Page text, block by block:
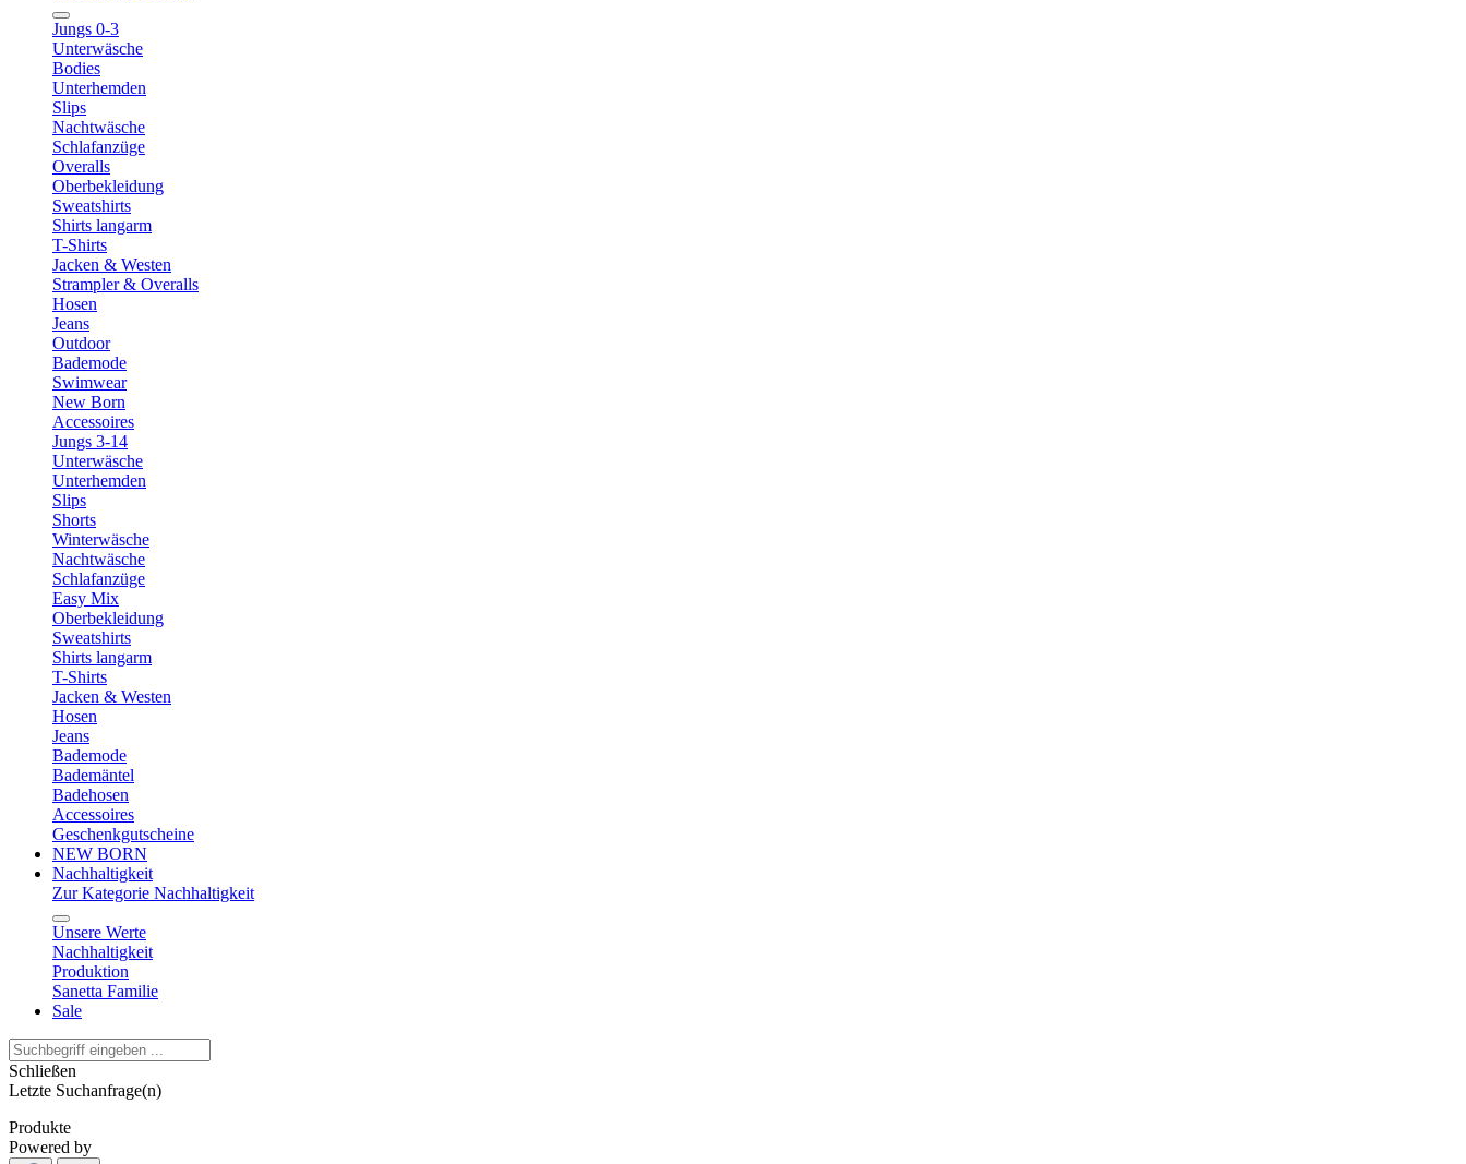
Jungs 0-3
Unterwäsche
Bodies
Unterhemden
Slips
Nachtwäsche
Schlafanzüge
Overalls
Oberbekleidung
Sweatshirts
Shirts langarm
T-Shirts
Jacken & Westen
Strampler & Overalls
Hosen
Jeans
Outdoor
Bademode
Swimwear
New Born
Accessoires
Jungs 3-14
Unterwäsche
Unterhemden
Slips
Shorts
Winterwäsche
Nachtwäsche
Schlafanzüge
Easy Mix
Oberbekleidung
Sweatshirts
Shirts langarm
T-Shirts
Jacken & Westen
Hosen
Jeans
Bademode
Bademäntel
Badehosen
Accessoires
Geschenkgutscheine
NEW BORN
Nachhaltigkeit
Zur Kategorie Nachhaltigkeit
Unsere Werte
Nachhaltigkeit
Produktion
Sanetta Familie
Sale
Schließen
Letzte Suchanfrage(n)
Produkte
Powered by